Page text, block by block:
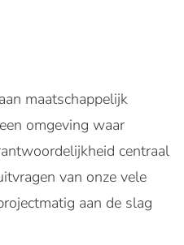
maatschappelijk
omgeving waar
centraal
van onze vele
aan de slag